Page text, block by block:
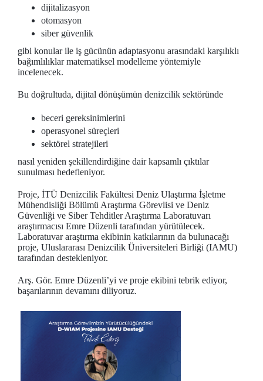
dijitalizasyon
otomasyon
siber güvenlik
gibi konular ile iş gücünün adaptasyonu arasındaki karşılıklı
bağımlılıklar matematiksel modelleme yöntemiyle
incelenecek.
Bu doğrultuda, dijital dönüşümün denizcilik sektöründe
beceri gereksinimlerini
operasyonel süreçleri
sektörel stratejileri
nasıl yeniden şekillendirdiğine dair kapsamlı çıktılar
sunulması hedefleniyor.
Proje, İTÜ Denizcilik Fakültesi Deniz Ulaştırma İşletme
Mühendisliği Bölümü Araştırma Görevlisi ve Deniz
Güvenliği ve Siber Tehditler Araştırma Laboratuvarı
araştırmacısı Emre Düzenli tarafından yürütülecek.
Laboratuvar araştırma ekibinin katkılarının da bulunacağı
proje, Uluslararası Denizcilik Üniversiteleri Birliği (IAMU)
tarafından destekleniyor.
Arş. Gör. Emre Düzenli’yi ve proje ekibini tebrik ediyor,
başarılarının devamını diliyoruz.